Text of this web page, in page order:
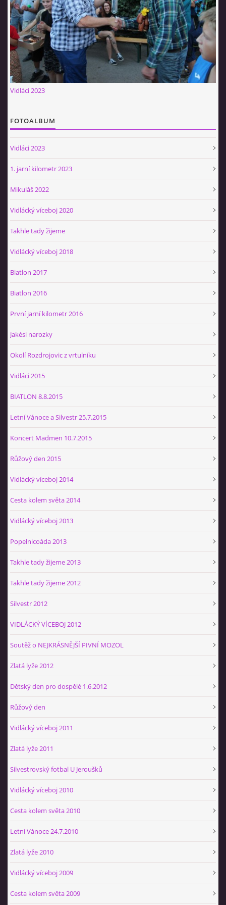
Občerstvovna U Jeroušků
Rozdrojovice
Šafránka 182E
Horní Jerouškov
723 317 805
petr.jerousek@vinium.cz
Vidláci 2023
FOTOALBUM
Vidláci 2023
1. jarní kilometr 2023
Mikuláš 2022
Vidlácký víceboj 2020
Takhle tady žijeme
Vidlácký víceboj 2018
Biatlon 2017
Biatlon 2016
První jarní kilometr 2016
Jakési narozky
Okolí Rozdrojovic z vrtulníku
Vidláci 2015
BIATLON 8.8.2015
Letní Vánoce a Silvestr 25.7.2015
Koncert Madmen 10.7.2015
Růžový den 2015
Vidlácký víceboj 2014
Cesta kolem světa 2014
Vidlácký víceboj 2013
Popelnicoáda 2013
Takhle tady žijeme 2013
Takhle tady žijeme 2012
Silvestr 2012
VIDLÁCKÝ VÍCEBOJ 2012
Soutěž o NEJKRÁSNĚJŠÍ PIVNÍ MOZOL
Zlatá lyže 2012
Dětský den pro dospělé 1.6.2012
Růžový den
Vidlácký víceboj 2011
Zlatá lyže 2011
Silvestrovský fotbal U Jeroušků
Vidlácký víceboj 2010
Cesta kolem světa 2010
Letní Vánoce 24.7.2010
Zlatá lyže 2010
Vidlácký víceboj 2009
Cesta kolem světa 2009